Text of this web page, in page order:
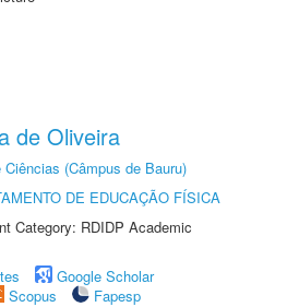
de Oliveira
Ciências (Câmpus de Bauru)
DE EDUCAÇÃO FÍSICA
Category: RDIDP Academic
Google Scholar
Scopus
Fapesp